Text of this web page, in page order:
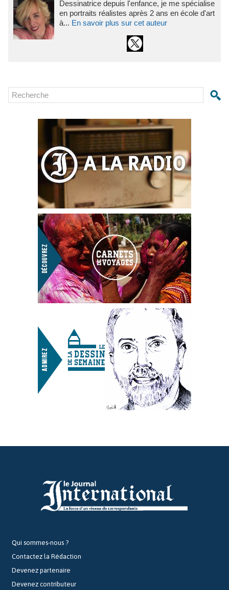
Dessinatrice depuis l'enfance, je me spécialise
en portraits réalistes après 2 ans en école d'art
à... En savoir plus sur cet auteur
Qui sommes-nous ?
Contactez la Rédaction
Devenez partenaire
Devenez contributeur